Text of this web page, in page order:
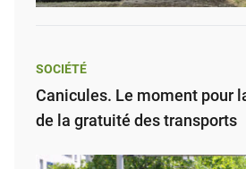
SOCIÉTÉ
Canicules. Le moment pour
de la gratuité des transports